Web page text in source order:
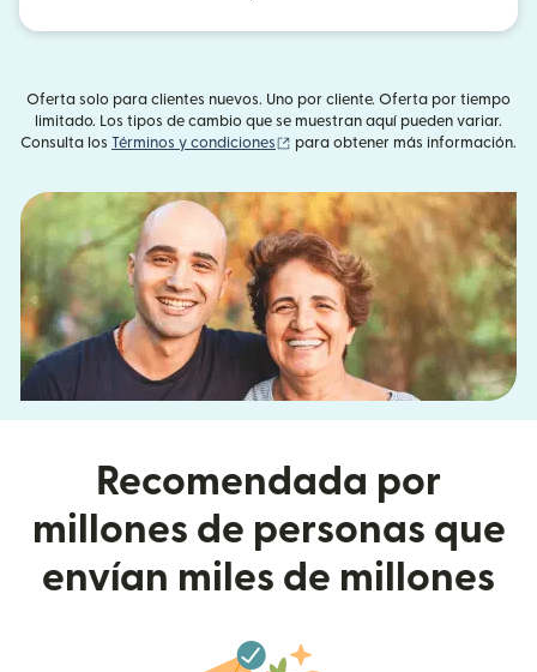
Oferta solo para clientes nuevos. Uno por cliente. Oferta por tiempo
limitado. Los tipos de cambio que se muestran aquí pueden variar.
Consulta los Términos y condiciones (se abre en una ventana nueva)
para obtener más información.
Recomendada por
millones de personas que
envían miles de millones